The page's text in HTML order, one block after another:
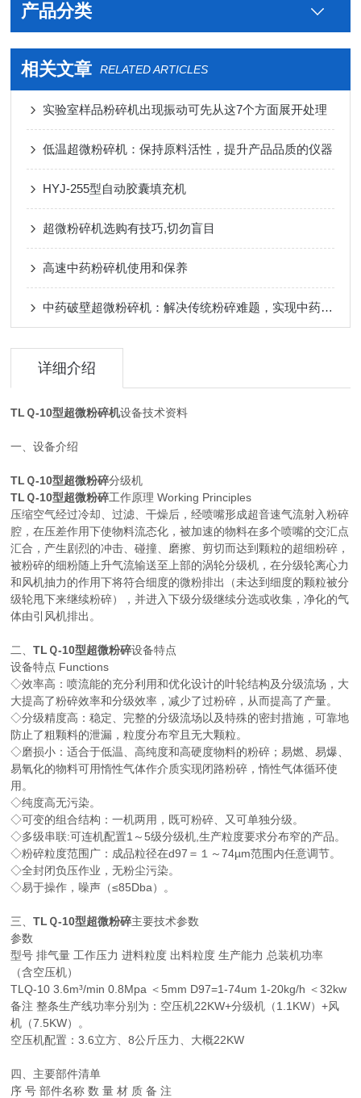
产品分类
相关文章 RELATED ARTICLES
实验室样品粉碎机出现振动可先从这7个方面展开处理
低温超微粉碎机：保持原料活性，提升产品品质的仪器
HYJ-255型自动胶囊填充机
超微粉碎机选购有技巧,切勿盲目
高速中药粉碎机使用和保养
中药破壁超微粉碎机：解决传统粉碎难题，实现中药制备自动化
详细介绍
TLＱ-10型超微粉碎机设备技术资料
一、设备介绍
TLＱ-10型超微粉碎分级机
TLＱ-10型超微粉碎工作原理 Working Principles
压缩空气经过冷却、过滤、干燥后，经喷嘴形成超音速气流射入粉碎
腔，在压差作用下使物料流态化，被加速的物料在多个喷嘴的交汇点
汇合，产生剧烈的冲击、碰撞、磨擦、剪切而达到颗粒的超细粉碎，
被粉碎的细粉随上升气流输送至上部的涡轮分级机，在分级轮离心力
和风机抽力的作用下将符合细度的微粉排出（未达到细度的颗粒被分
级轮甩下来继续粉碎），并进入下级分级继续分选或收集，净化的气
体由引风机排出。
二、TLＱ-10型超微粉碎设备特点
设备特点 Functions
◇效率高：喷流能的充分利用和优化设计的叶轮结构及分级流场，大
大提高了粉碎效率和分级效率，减少了过粉碎，从而提高了产量。
◇分级精度高：稳定、完整的分级流场以及特殊的密封措施，可靠地
防止了粗颗料的泄漏，粒度分布窄且无大颗粒。
◇磨损小：适合于低温、高纯度和高硬度物料的粉碎；易燃、易爆、
易氧化的物料可用惰性气体作介质实现闭路粉碎，惰性气体循环使
用。
◇纯度高无污染。
◇可变的组合结构：一机两用，既可粉碎、又可单独分级。
◇多级串联:可连机配置1～5级分级机,生产粒度要求分布窄的产品。
◇粉碎粒度范围广：成品粒径在d97＝１～74µm范围内任意调节。
◇全封闭负压作业，无粉尘污染。
◇易于操作，噪声（≤85Dba）。
三、TLＱ-10型超微粉碎主要技术参数
参数
型号 排气量 工作压力 进料粒度 出料粒度 生产能力 总装机功率
（含空压机）
TLQ-10 3.6m³/min 0.8Mpa ＜5mm D97=1-74um 1-20kg/h ＜32kw
备注 整条生产线功率分别为：空压机22KW+分级机（1.1KW）+风
机（7.5KW）。
空压机配置：3.6立方、8公斤压力、大概22KW
四、主要部件清单
序 号 部件名称 数 量 材 质 备 注